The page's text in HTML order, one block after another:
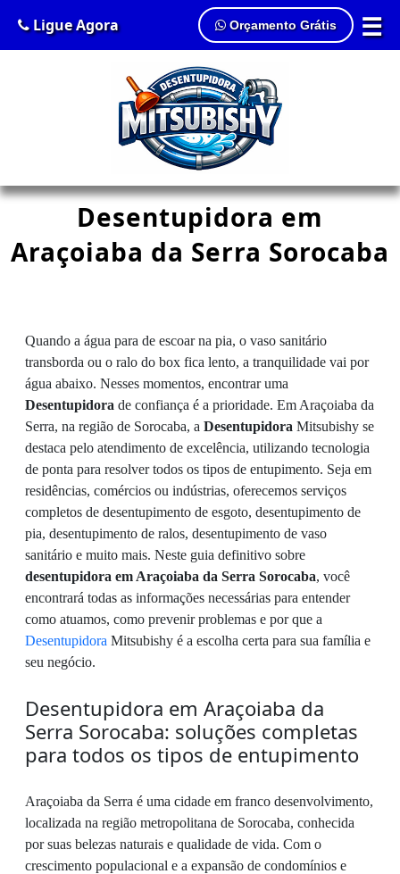
☰
Ligue Agora Orçamento Grátis
Desentupidora em
Araçoiaba da Serra Sorocaba
Quando a água para de escoar na pia, o vaso sanitário
transborda ou o ralo do box fica lento, a tranquilidade vai por
água abaixo. Nesses momentos, encontrar uma
Desentupidora de confiança é a prioridade. Em Araçoiaba da
Serra, na região de Sorocaba, a Desentupidora Mitsubishy se
destaca pelo atendimento de excelência, utilizando tecnologia
de ponta para resolver todos os tipos de entupimento. Seja em
residências, comércios ou indústrias, oferecemos serviços
completos de desentupimento de esgoto, desentupimento de
pia, desentupimento de ralos, desentupimento de vaso
sanitário e muito mais. Neste guia definitivo sobre
desentupidora em Araçoiaba da Serra Sorocaba, você
encontrará todas as informações necessárias para entender
como atuamos, como prevenir problemas e por que a
Desentupidora Mitsubishy é a escolha certa para sua família e
seu negócio.
Desentupidora em Araçoiaba da
Serra Sorocaba: soluções completas
para todos os tipos de entupimento
Araçoiaba da Serra é uma cidade em franco desenvolvimento,
localizada na região metropolitana de Sorocaba, conhecida
por suas belezas naturais e qualidade de vida. Com o
crescimento populacional e a expansão de condomínios e